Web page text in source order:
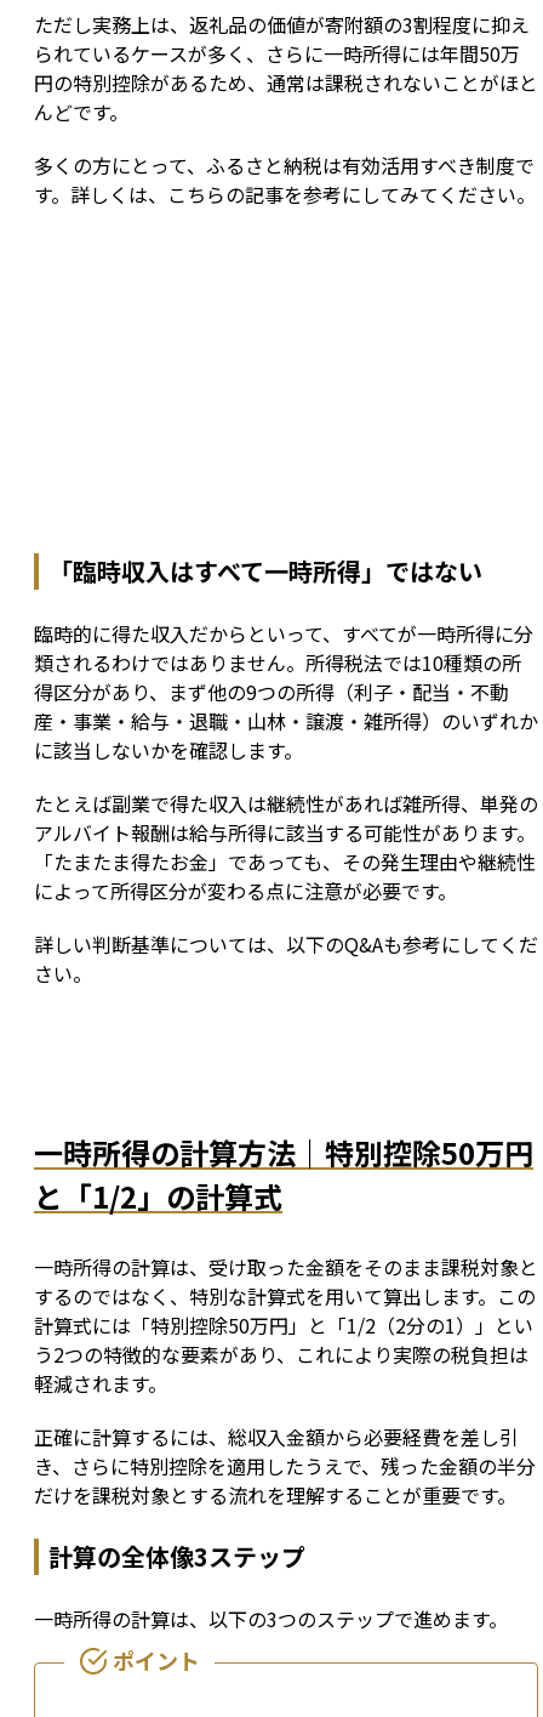
ただし実務上は、返礼品の価値が寄附額の3割程度に抑え
られているケースが多く、さらに一時所得には年間50万
円の特別控除があるため、通常は課税されないことがほと
んどです。
多くの方にとって、ふるさと納税は有効活用すべき制度で
す。詳しくは、こちらの記事を参考にしてみてください。
「臨時収入はすべて一時所得」ではない
臨時的に得た収入だからといって、すべてが一時所得に分
類されるわけではありません。所得税法では10種類の所
得区分があり、まず他の9つの所得（利子・配当・不動
産・事業・給与・退職・山林・譲渡・雑所得）のいずれか
に該当しないかを確認します。
たとえば副業で得た収入は継続性があれば雑所得、単発の
アルバイト報酬は給与所得に該当する可能性があります。
「たまたま得たお金」であっても、その発生理由や継続性
によって所得区分が変わる点に注意が必要です。
詳しい判断基準については、以下のQ&Aも参考にしてくだ
さい。
一時所得の計算方法｜特別控除50万円
と「1/2」の計算式
一時所得の計算は、受け取った金額をそのまま課税対象と
するのではなく、特別な計算式を用いて算出します。この
計算式には「特別控除50万円」と「1/2（2分の1）」とい
う2つの特徴的な要素があり、これにより実際の税負担は
軽減されます。
正確に計算するには、総収入金額から必要経費を差し引
き、さらに特別控除を適用したうえで、残った金額の半分
だけを課税対象とする流れを理解することが重要です。
計算の全体像3ステップ
一時所得の計算は、以下の3つのステップで進めます。